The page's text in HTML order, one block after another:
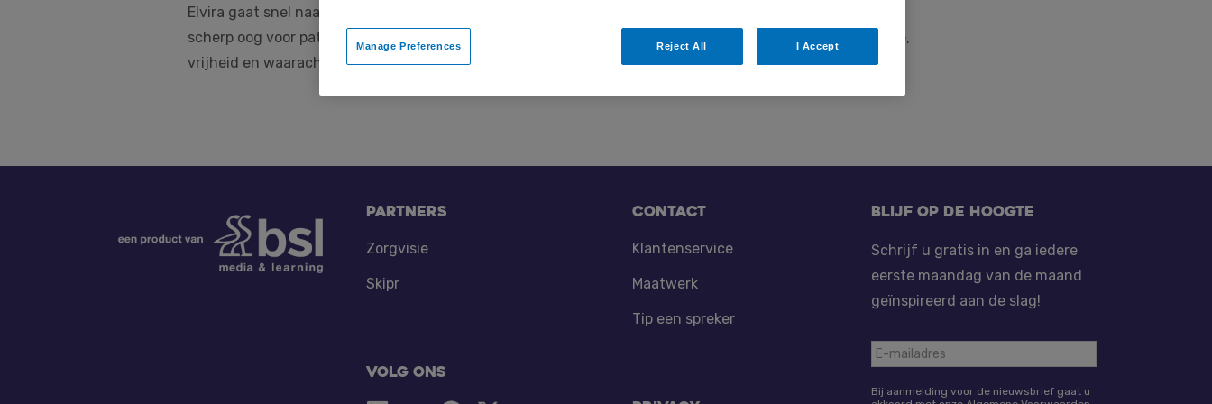
Elvira gaat snel naar de kern, houdt graag een spiegel voor en verbindt zich vanuit het hart. Ze heeft een
scherp oog voor patronen en weet de onderliggende essentie zichtbaar en bespreekbaar te maken. Liefde,
vrijheid en waarachtigheid zijn hierbij belangrijke waarden voor haar.
Partners
Zorgvisie
Skipr
Volg ons
Contact
Klantenservice
Maatwerk
Tip een spreker
Blijf op de hoogte
Schrijf u gratis in en ga iedere
eerste maandag van de maand
geïnspireerd aan de slag!
Bij aanmelding voor de nieuwsbrief gaat u
Manage Preferences Reject All I Accept